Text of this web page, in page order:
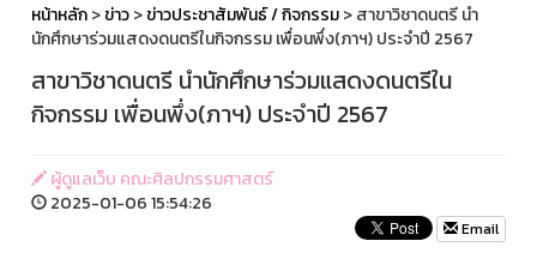
หน้าหลัก>ข่าว>ข่าวประชาสัมพันธ์ / กิจกรรม> สาขาวิชาดนตรี นำ
นักศึกษาร่วมแสดงดนตรีในกิจกรรม เพื่อนพึ่ง(ภาฯ) ประจำปี 2567
สาขาวิชาดนตรี นำนักศึกษาร่วมแสดงดนตรีใน
กิจกรรม เพื่อนพึ่ง(ภาฯ) ประจำปี 2567
ผู้ดูแลเว็บ คณะศิลปกรรมศาสตร์
2025-01-06 15:54:26
Email